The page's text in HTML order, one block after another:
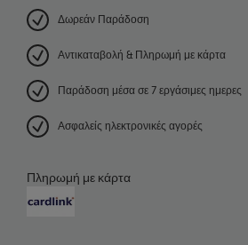
Δωρεάν Παράδοση
Αντικαταβολή & Πληρωμή με κάρτα
Παράδοση μέσα σε 7 εργάσιμες ημερες
Ασφαλείς ηλεκτρονικές αγορές
Πληρωμή με κάρτα